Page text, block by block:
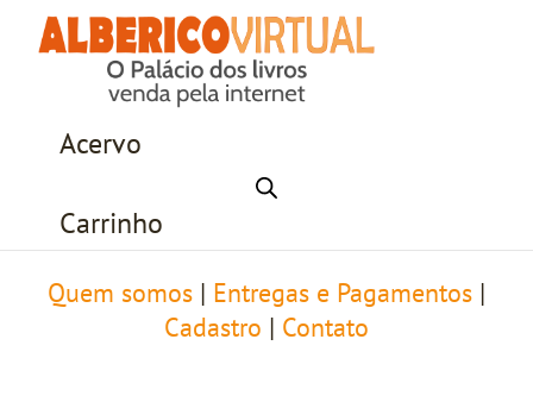
Acervo
Carrinho
Quem somos Entregas e Pagamentos
Cadastro
Contato